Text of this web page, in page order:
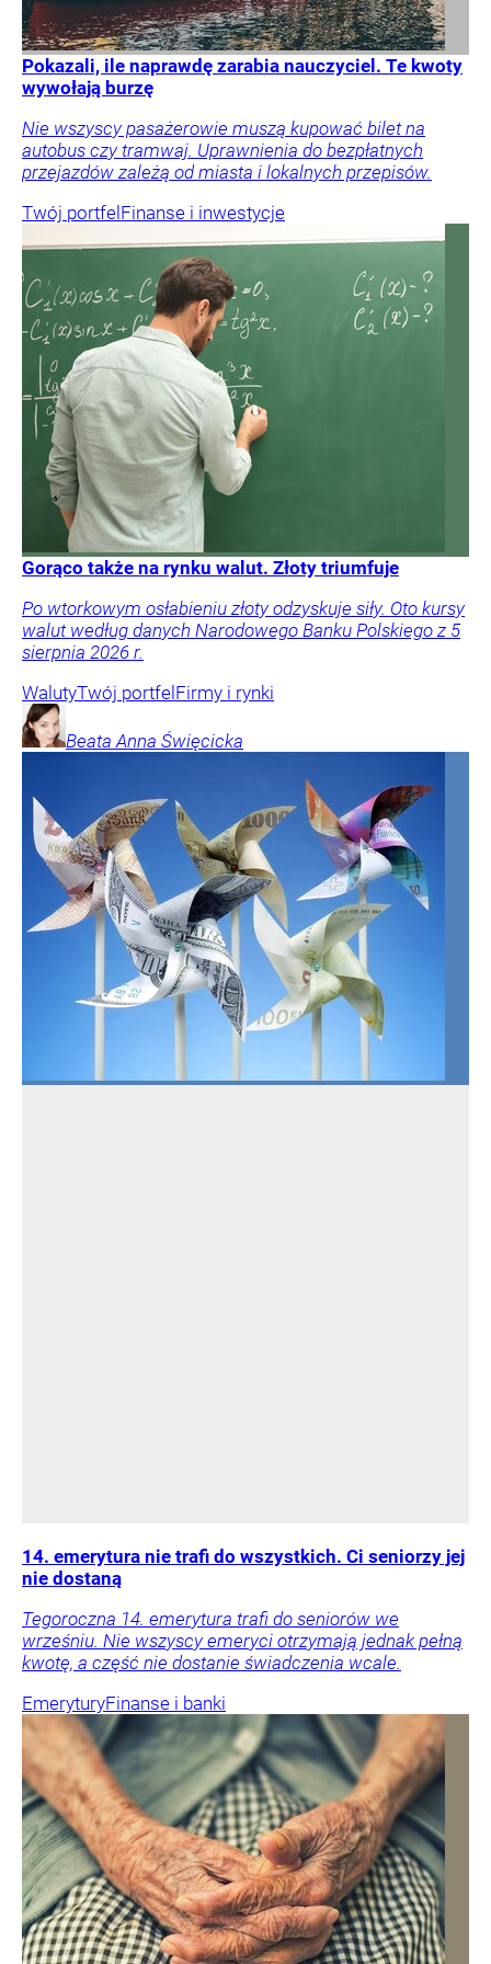
Pokazali, ile naprawdę zarabia nauczyciel. Te kwoty
wywołają burzę
Nie wszyscy pasażerowie muszą kupować bilet na
autobus czy tramwaj. Uprawnienia do bezpłatnych
przejazdów zależą od miasta i lokalnych przepisów.
Twój portfelFinanse i inwestycje
Gorąco także na rynku walut. Złoty triumfuje
Po wtorkowym osłabieniu złoty odzyskuje siły. Oto kursy
walut według danych Narodowego Banku Polskiego z 5
sierpnia 2026 r.
WalutyTwój portfelFirmy i rynki
Beata Anna Święcicka
14. emerytura nie trafi do wszystkich. Ci seniorzy jej
nie dostaną
Tegoroczna 14. emerytura trafi do seniorów we
wrześniu. Nie wszyscy emeryci otrzymają jednak pełną
kwotę, a część nie dostanie świadczenia wcale.
EmeryturyFinanse i banki